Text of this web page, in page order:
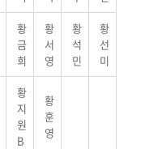
황
금
희
황
서
영
황
석
민
황
선
미
황
지
원
B
황
훈
영